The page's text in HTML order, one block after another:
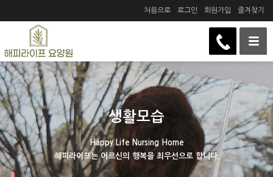
처음으로 로그인 회원가입 즐겨찾기
생활모습
Happy Life Nursing Home
해피라이프는 어르신의 행복을 최우선으로 합니다.